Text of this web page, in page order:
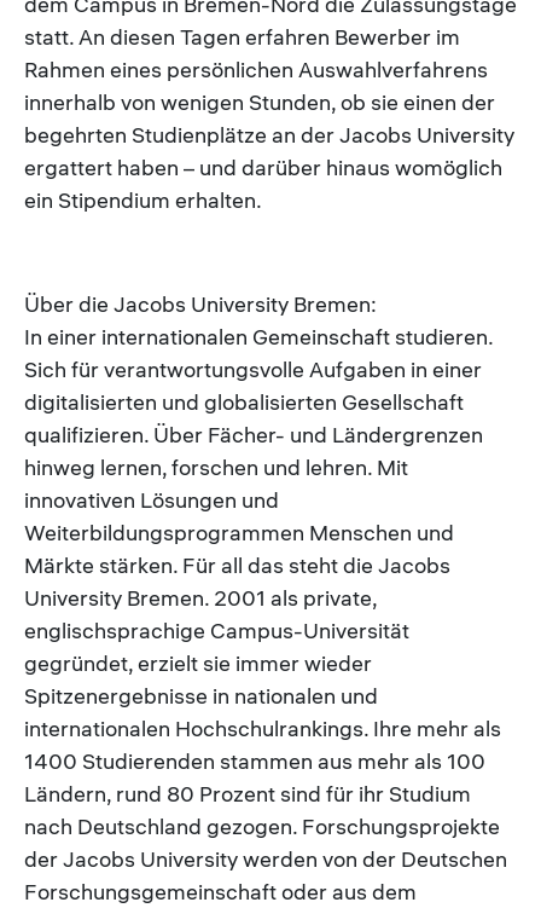
statt. An diesen Tagen erfahren Bewerber im
Rahmen eines persönlichen Auswahlverfahrens
innerhalb von wenigen Stunden, ob sie einen der
begehrten Studienplätze an der Jacobs University
ergattert haben – und darüber hinaus womöglich
ein Stipendium erhalten.
Über die Jacobs University Bremen:
In einer internationalen Gemeinschaft studieren.
Sich für verantwortungsvolle Aufgaben in einer
digitalisierten und globalisierten Gesellschaft
qualifizieren. Über Fächer- und Ländergrenzen
hinweg lernen, forschen und lehren. Mit
innovativen Lösungen und
Weiterbildungsprogrammen Menschen und
Märkte stärken. Für all das steht die Jacobs
University Bremen. 2001 als private,
englischsprachige Campus-Universität
gegründet, erzielt sie immer wieder
Spitzenergebnisse in nationalen und
internationalen Hochschulrankings. Ihre mehr als
1400 Studierenden stammen aus mehr als 100
Ländern, rund 80 Prozent sind für ihr Studium
nach Deutschland gezogen. Forschungsprojekte
der Jacobs University werden von der Deutschen
Forschungsgemeinschaft oder aus dem